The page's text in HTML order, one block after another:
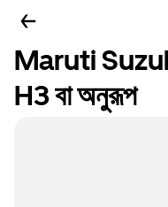
Maruti
H3 বা অনুরূপ